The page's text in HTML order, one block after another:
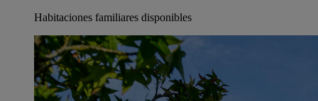
Habitaciones familiares disponibles